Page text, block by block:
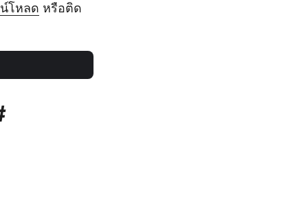
โหลด หรือติด